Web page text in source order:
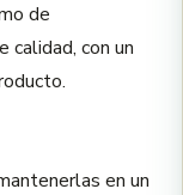
de
calidad, con un
en un